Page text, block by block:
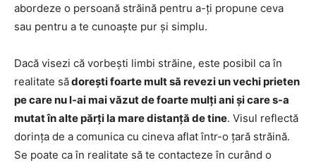
abordeze o persoană străină pentru a-ți propune ceva
sau pentru a te cunoaște pur și simplu.
Dacă visezi că vorbești limbi străine, este posibil ca în
realitate sădorești foarte mult să revezi un vechi prieten
pe care nu l-ai mai văzut de foarte mulți ani și care s-a
mutat în alte părți la mare distanță de tine. Visul reflectă
dorința de a comunica cu cineva aflat într-o țară străină.
Se poate ca în realitate să te contacteze în curând o